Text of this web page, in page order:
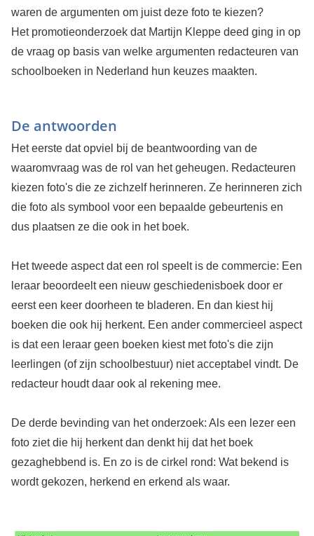
waren de argumenten om juist deze foto te kiezen?
Het promotieonderzoek dat Martijn Kleppe deed ging in op
de vraag op basis van welke argumenten redacteuren van
schoolboeken in Nederland hun keuzes maakten.
De antwoorden
Het eerste dat opviel bij de beantwoording van de
waaromvraag was de rol van het geheugen. Redacteuren
kiezen foto's die ze zichzelf herinneren. Ze herinneren zich
die foto als symbool voor een bepaalde gebeurtenis en
dus plaatsen ze die ook in het boek.
Het tweede aspect dat een rol speelt is de commercie: Een
leraar beoordeelt een nieuw geschiedenisboek door er
eerst een keer doorheen te bladeren. En dan kiest hij
boeken die ook hij herkent. Een ander commercieel aspect
is dat een leraar geen boeken kiest met foto's die zijn
leerlingen (of zijn schoolbestuur) niet acceptabel vindt. De
redacteur houdt daar ook al rekening mee.
De derde bevinding van het onderzoek: Als een lezer een
foto ziet die hij herkent dan denkt hij dat het boek
gezaghebbend is. En zo is de cirkel rond: Wat bekend is
wordt gekozen, herkend en erkend als waar.